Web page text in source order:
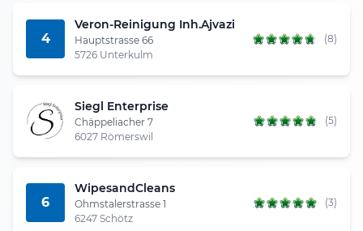
4
Veron-Reinigung Inh.Ajvazi
Hauptstrasse 66
5726 Unterkulm
(8)
Siegl Enterprise
Chäppeliacher 7
6027 Römerswil
(5)
6
WipesandCleans
Ohmstalerstrasse 1
6247 Schötz
(3)